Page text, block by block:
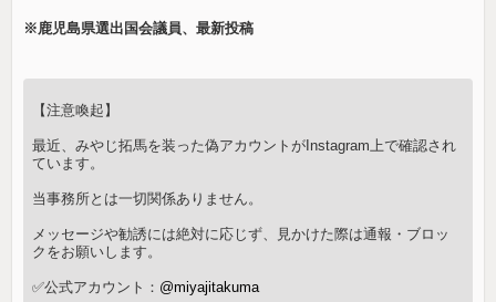
※鹿児島県選出国会議員、最新投稿
【注意喚起】
最近、みやじ拓馬を装った偽アカウントがInstagram上で確認され
ています。
当事務所とは一切関係ありません。
メッセージや勧誘には絶対に応じず、見かけた際は通報・ブロッ
クをお願いします。
✅公式アカウント： @miyajitakuma